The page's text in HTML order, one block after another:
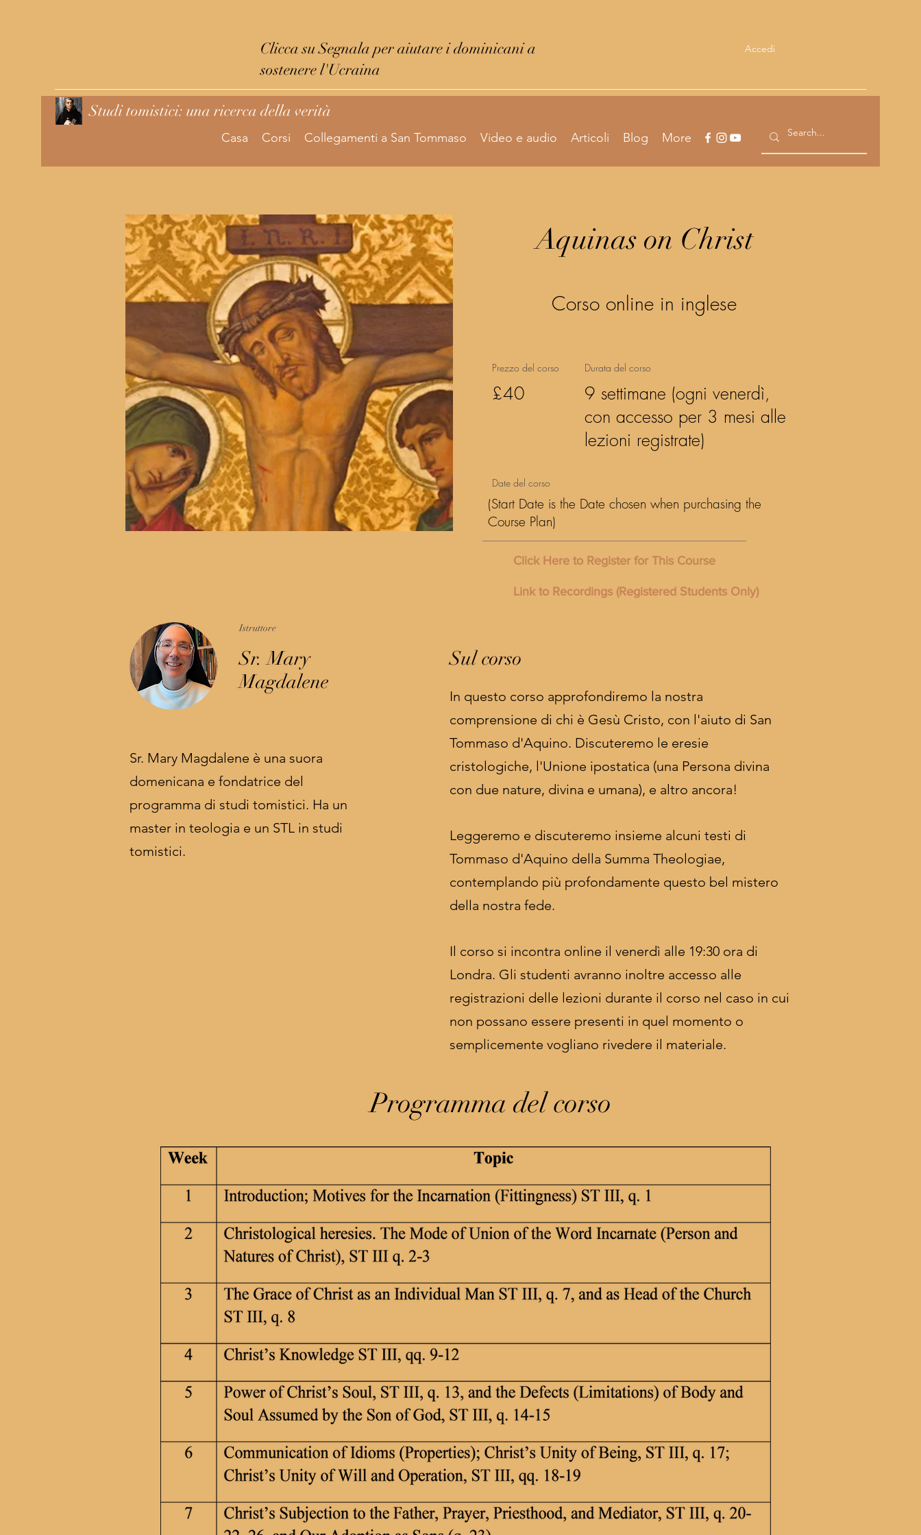
Clicca su Segnala per aiutare i dominicani a
sostenere l'Ucraina
Accedi
Studi tomistici: una ricerca della verità
Casa Corsi Collegamenti a San Tommaso Video e audio Articoli Blog More
Aquinas on Christ
Corso online in inglese
Prezzo del corso Durata del corso
£40
9 settimane (ogni venerdì,
con accesso per 3 mesi alle
lezioni registrate)
Date del corso
(Start Date is the Date chosen when purchasing the
Course Plan)
Click Here to Register for This Course
Link to Recordings (Registered Students Only)
Istruttore
Sr. Mary
Magdalene
Sr. Mary Magdalene è una suora
domenicana e fondatrice del
programma di studi tomistici. Ha un
master in teologia e un STL in studi
tomistici.
Sul corso
In questo corso approfondiremo la nostra
comprensione di chi è Gesù Cristo, con l'aiuto di San
Tommaso d'Aquino. Discuteremo le eresie
cristologiche, l'Unione ipostatica (una Persona divina
con due nature, divina e umana), e altro ancora!
Leggeremo e discuteremo insieme alcuni testi di
Tommaso d'Aquino della Summa Theologiae,
contemplando più profondamente questo bel mistero
della nostra fede.
Il corso si incontra online il venerdì alle 19:30 ora di
Londra. Gli studenti avranno inoltre accesso alle
registrazioni delle lezioni durante il corso nel caso in cui
non possano essere presenti in quel momento o
semplicemente vogliano rivedere il materiale.
Programma del corso